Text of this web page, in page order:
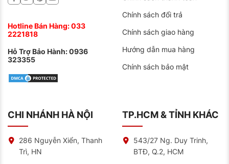
Hotline Bán Hàng:033
2221818
Hỗ Trợ Bảo Hành:0936
323355
Chính sách đổi trả
Chính sách giao hàng
Hướng dẫn mua hàng
Chính sách bảo mật
CHI NHÁNH HÀ NỘI
286 Nguyễn Xiển, Thanh
Trì, HN
TP.HCM & TỈNH KHÁC
543/27 Ng. Duy Trinh,
BTĐ, Q.2, HCM